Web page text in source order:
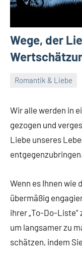
Wege, der
Romantik & Liebe
Wir alle werden in
gezogen und
Liebe unseres
Wenn es Ihnen wie
übermäßig
ihrer „To-Do-
um langsamer zu
schätzen, indem